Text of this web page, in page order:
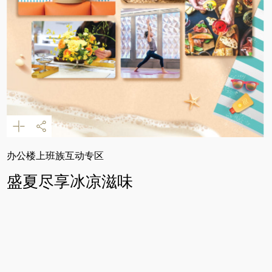
办公楼上班族互动专区
盛夏尽享冰凉滋味